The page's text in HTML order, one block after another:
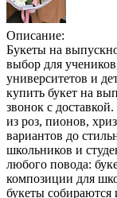
Описание:
Букеты на
выбор для
университетов и
купить букет на
звонок с
из роз, пионов,
вариантов до
школьников и
любого повода:
композиции для
букеты собираются